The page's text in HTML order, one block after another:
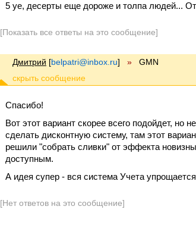
5 уе, десерты еще дороже и толпа людей...
[Показать все ответы на это сообщение]
Дмитрий [belpatri@inbox.ru] » GMN
Спасибо!
Вот этот вариант скорее всего подойдет, но
сделать дисконтную систему, там этот
решили "собрать сливки" от эффекта
доступным.
А идея супер - вся система Учета
[Нет ответов на это сообщение]